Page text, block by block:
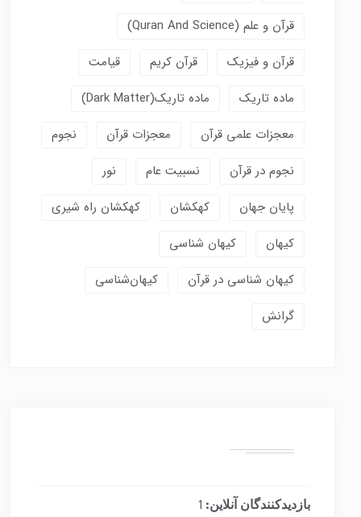
قرآن و علم (Quran And Science)
قرآن و فیزیک
قرآن کریم
قیامت
ماده تاریک
ماده تاریک(dark Matter)
معجزات علمی قرآن
معجزات قرآن
نجوم
نجوم در قرآن
نسبیت عام
نور
پایان جهان
کهکشان
کهکشان راه شیری
کیهان
کیهان شناسی
کیهان شناسی در قرآن
کیهان‌شناسی
گرانش
بازدیدکنندگان آنلاین: 1